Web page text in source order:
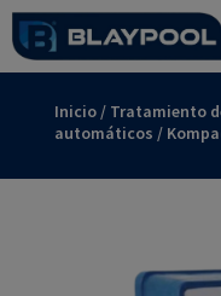
Inicio/ Tratamiento
automáticos /